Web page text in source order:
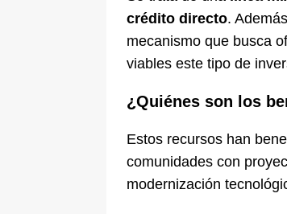
crédito directo.
mecanismo que busca
viables este tipo de
¿Quiénes son los
Estos recursos han
comunidades con
modernización